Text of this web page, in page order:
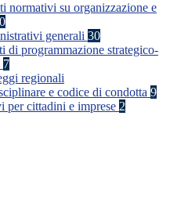
normativi su organizzazione e
generali 30
di programmazione strategico-
7
regionali
e codice di condotta 9
per cittadini e imprese 2